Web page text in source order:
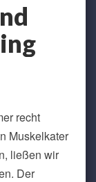
recht
Muskelkater
ließen wir
Der